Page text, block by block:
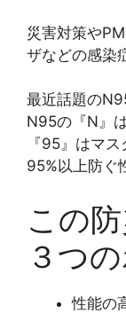
災害対策や
ザなどの感染
最近話題の
N95の『N』
『95』はマ
95%以上防ぐ
この
３つ
性能の